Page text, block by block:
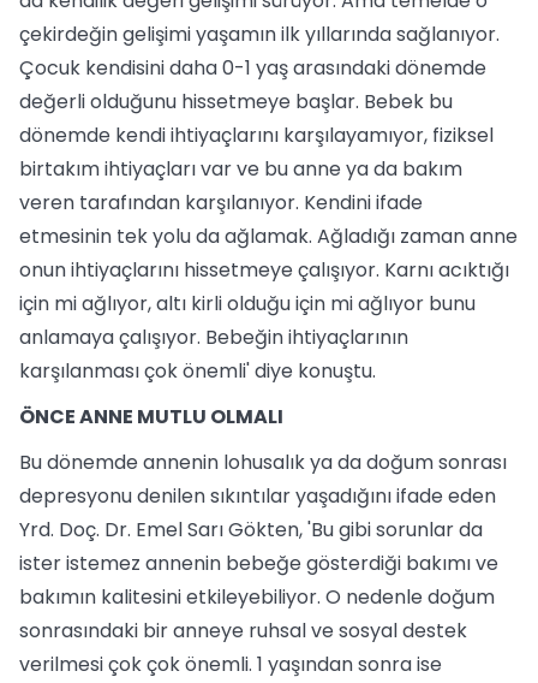
çekirdeğin gelişimi yaşamın ilk yıllarında sağlanıyor.
Çocuk kendisini daha 0-1 yaş arasındaki dönemde
değerli olduğunu hissetmeye başlar. Bebek bu
dönemde kendi ihtiyaçlarını karşılayamıyor, fiziksel
birtakım ihtiyaçları var ve bu anne ya da bakım
veren tarafından karşılanıyor. Kendini ifade
etmesinin tek yolu da ağlamak. Ağladığı zaman anne
onun ihtiyaçlarını hissetmeye çalışıyor. Karnı acıktığı
için mi ağlıyor, altı kirli olduğu için mi ağlıyor bunu
anlamaya çalışıyor. Bebeğin ihtiyaçlarının
karşılanması çok önemli' diye konuştu.
ÖNCE ANNE MUTLU OLMALI
Bu dönemde annenin lohusalık ya da doğum sonrası
depresyonu denilen sıkıntılar yaşadığını ifade eden
Yrd. Doç. Dr. Emel Sarı Gökten, 'Bu gibi sorunlar da
ister istemez annenin bebeğe gösterdiği bakımı ve
bakımın kalitesini etkileyebiliyor. O nedenle doğum
sonrasındaki bir anneye ruhsal ve sosyal destek
verilmesi çok çok önemli. 1 yaşından sonra ise